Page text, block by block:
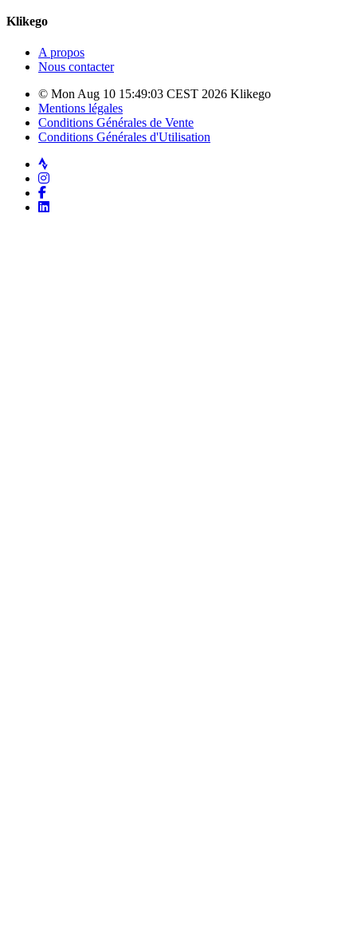
Klikego
A propos
Nous contacter
© Mon Aug 10 15:49:03 CEST 2026 Klikego
Mentions légales
Conditions Générales de Vente
Conditions Générales d'Utilisation
Strava
Instagram
Facebook
LinkedIn